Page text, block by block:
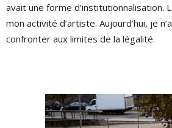
avait une forme d’institutionnalisation.
mon activité d’artiste. Aujourd’hui, je
confronter aux limites de la légalité.